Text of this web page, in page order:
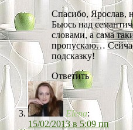
Спасибо, Ярослав,
Бьюсь над
словами, а сама
пропускаю…
подсказку!
Ответить
Elena:
15/02/2013 в 5:09 пп